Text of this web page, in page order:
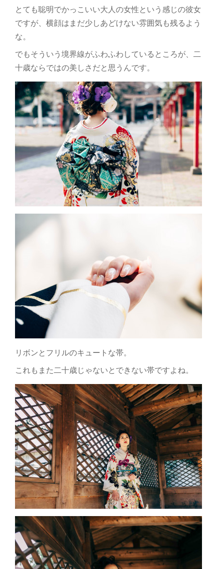
とても聡明でかっこいい大人の女性という感じの彼女
ですが、横顔はまだ少しあどけない雰囲気も残るよう
な。
でもそういう境界線がふわふわしているところが、二
十歳ならではの美しさだと思うんです。
リボンとフリルのキュートな帯。
これもまた二十歳じゃないとできない帯ですよね。